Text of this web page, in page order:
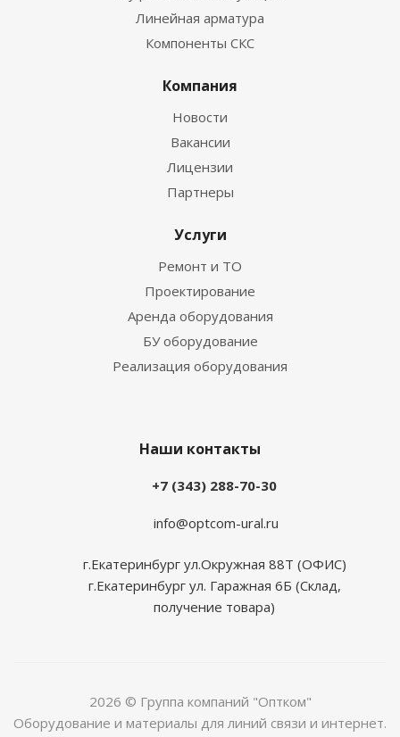
Линейная арматура
Компоненты СКС
Компания
Новости
Вакансии
Лицензии
Партнеры
Услуги
Ремонт и ТО
Проектирование
Аренда оборудования
БУ оборудование
Реализация оборудования
Наши контакты
+7 (343) 288-70-30
info@optcom-ural.ru
г.Екатеринбург ул.Окружная 88Т (ОФИС)
г.Екатеринбург ул. Гаражная 6Б (Склад,
получение товара)
2026 © Группа компаний "Оптком"
Оборудование и материалы для линий связи и интернет.